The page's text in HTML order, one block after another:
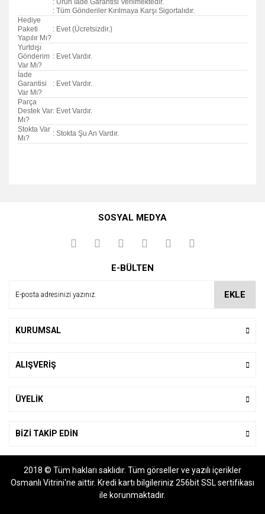
: Ürün İade Garantisi Verilmektedir.
: Tüm Gönderiler Kırılmaya Karşı Sigortalıdır.
Hediye
Paketi
Yapılır Mı?
: Evet (Ücretsizdir.)
Yurtdışı
Gönderim
Var Mı?
: Evet Vardır.
İade
Garantisi
Var Mı?
: Evet Vardır.
Parça
Destek Var
Mı?
: Evet Vardır.
Stokta Var
Mı?
: Stokta Şu An Vardır.
kullanarak tarafımıza iletebilirsiniz.
Görüş ve önerileriniz için teşekkür ederiz.
Ürün açıklamasında eksik bilgiler bulunuyor.
SOSYAL MEDYA
E-BÜLTEN
EKLE
KURUMSAL
ALIŞVERİŞ
ÜYELİK
BİZİ TAKİP EDİN
2018 © Tüm hakları saklıdır. Tüm görseller ve yazılı içerikler
Osmanlı Vitrini'ne aittir. Kredi kartı bilgileriniz 256bit SSL sertifikası
ile korunmaktadır.